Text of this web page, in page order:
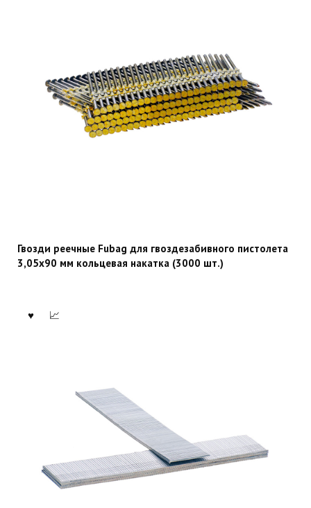
Гвозди реечные Fubag для гвоздезабивного пистолета
3,05х90 мм кольцевая накатка (3000 шт.)